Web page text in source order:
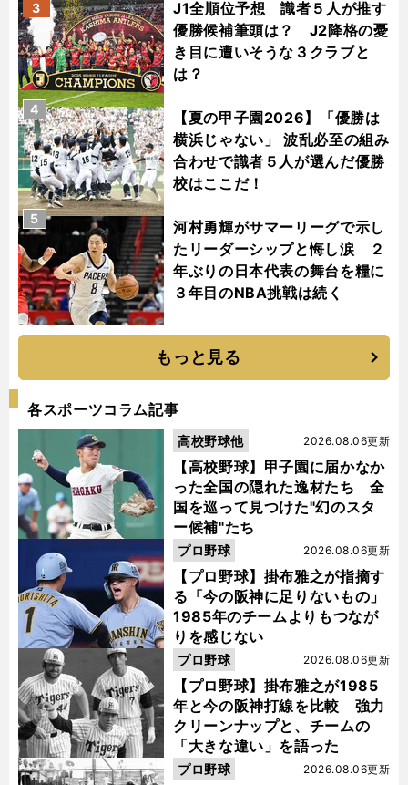
J1全順位予想 識者５人が推す
優勝候補筆頭は？ J2降格の憂
き目に遭いそうな３クラブと
は？
3
【夏の甲子園2026】「優勝は
横浜じゃない」 波乱必至の組み
合わせで識者５人が選んだ優勝
校はここだ！
4
河村勇輝がサマーリーグで示し
たリーダーシップと悔し涙 ２
年ぶりの日本代表の舞台を糧に
３年目のNBA挑戦は続く
5
もっと見る
各スポーツコラム記事
【高校野球】甲子園に届かなか
った全国の隠れた逸材たち 全
国を巡って見つけた"幻のスタ
ー候補"たち
2026.08.06更新
高校野球他
【プロ野球】掛布雅之が指摘す
る「今の阪神に足りないもの」
1985年のチームよりもつなが
りを感じない
2026.08.06更新
プロ野球
【プロ野球】掛布雅之が1985
年と今の阪神打線を比較 強力
クリーンナップと、チームの
「大きな違い」を語った
2026.08.06更新
プロ野球
2026.08.06更新
プロ野球